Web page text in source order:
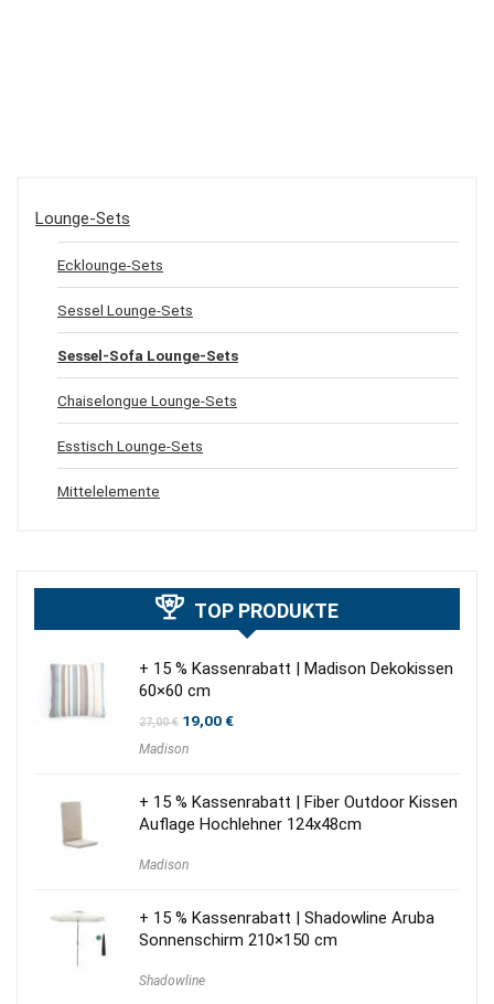
Lounge-Sets
Ecklounge-Sets
Sessel Lounge-Sets
Sessel-Sofa Lounge-Sets
Chaiselongue Lounge-Sets
Esstisch Lounge-Sets
Mittelelemente
TOP PRODUKTE
+ 15 % Kassenrabatt | Madison Dekokissen
60×60 cm
27,00€ Ursprünglicher
war:
19,00€Aktueller
Madison
+ 15 % Kassenrabatt | Fiber Outdoor Kissen
Auflage Hochlehner 124x48cm
Madison
+ 15 % Kassenrabatt | Shadowline Aruba
Sonnenschirm 210×150 cm
Shadowline